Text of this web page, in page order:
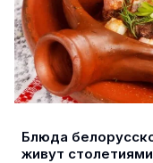
Блюда
живут столетиями